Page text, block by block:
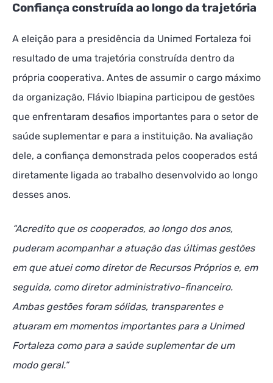
Confiança construída ao longo da trajetória
A eleição para a presidência da Unimed Fortaleza foi
resultado de uma trajetória construída dentro da
própria cooperativa. Antes de assumir o cargo máximo
da organização, Flávio Ibiapina participou de gestões
que enfrentaram desafios importantes para o setor de
saúde suplementar e para a instituição. Na avaliação
dele, a confiança demonstrada pelos cooperados está
diretamente ligada ao trabalho desenvolvido ao longo
desses anos.
“Acredito que os cooperados, ao longo dos anos,
puderam acompanhar a atuação das últimas gestões
em que atuei como diretor de Recursos Próprios e, em
seguida, como diretor administrativo-financeiro.
Ambas gestões foram sólidas, transparentes e
atuaram em momentos importantes para a Unimed
Fortaleza como para a saúde suplementar de um
modo geral.”